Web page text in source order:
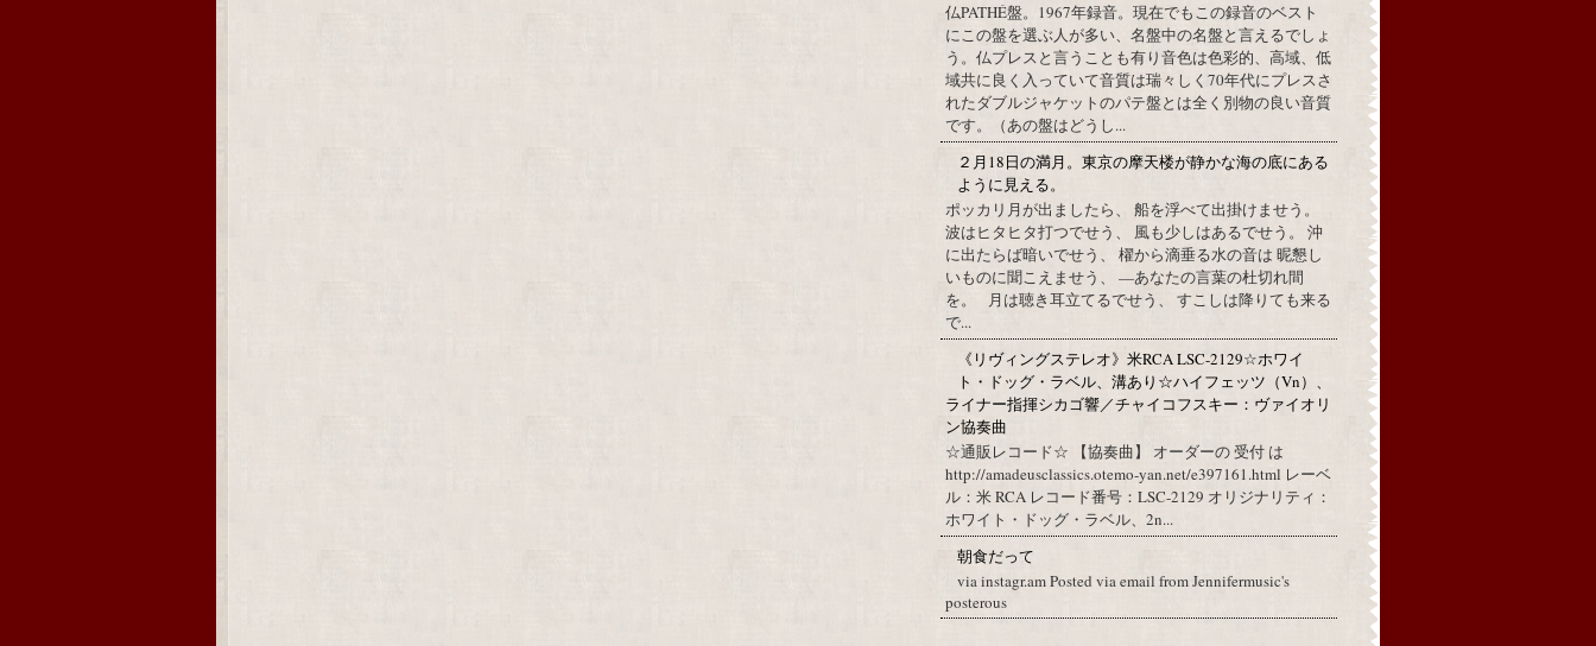
仏PATHÉ盤。1967年録音。現在でもこの録音のベスト
にこの盤を選ぶ人が多い、名盤中の名盤と言えるでしょ
う。仏プレスと言うことも有り音色は色彩的、高域、低
域共に良く入っていて音質は瑞々しく70年代にプレスさ
れたダブルジャケットのパテ盤とは全く別物の良い音質
です。（あの盤はどうし...
２月18日の満月。東京の摩天楼が静かな海の底にある
ように見える。
ポッカリ月が出ましたら、 船を浮べて出掛けませう。
波はヒタヒタ打つでせう、 風も少しはあるでせう。 沖
に出たらば暗いでせう、 櫂から滴垂る水の音は 昵懇し
いものに聞こえませう、 —あなたの言葉の杜切れ間
を。 月は聴き耳立てるでせう、 すこしは降りても来る
で...
《リヴィングステレオ》米RCA LSC-2129☆ホワイ
ト・ドッグ・ラベル、溝あり☆ハイフェッツ（Vn）、
ライナー指揮シカゴ響／チャイコフスキー：ヴァイオリ
ン協奏曲
☆通販レコード☆ 【協奏曲】 オーダーの 受付 は
http://amadeusclassics.otemo-yan.net/e397161.html レーベ
ル：米 RCA レコード番号：LSC-2129 オリジナリティ：
ホワイト・ドッグ・ラベル、2n...
朝食だって
via instagr.am Posted via email from Jennifermusic's
posterous